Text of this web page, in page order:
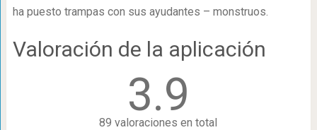
ha puesto trampas con sus ayudantes – monstruos.
Valoración de la aplicación
3.9
89 valoraciones en total